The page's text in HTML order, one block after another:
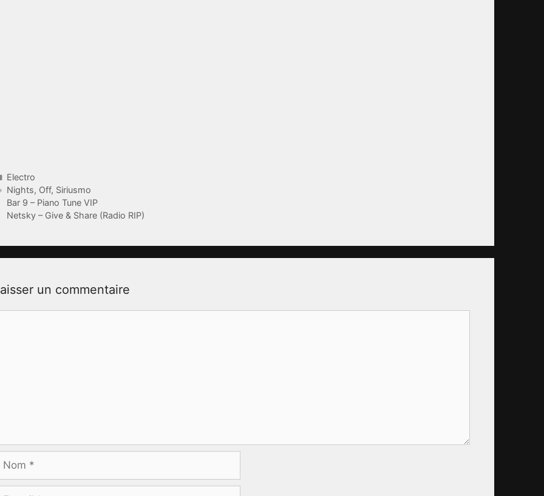
Catégories
Electro
Étiquettes
Nights, Off, Siriusmo
Bar 9 – Piano Tune VIP
Netsky – Give & Share (Radio RIP)
un commentaire